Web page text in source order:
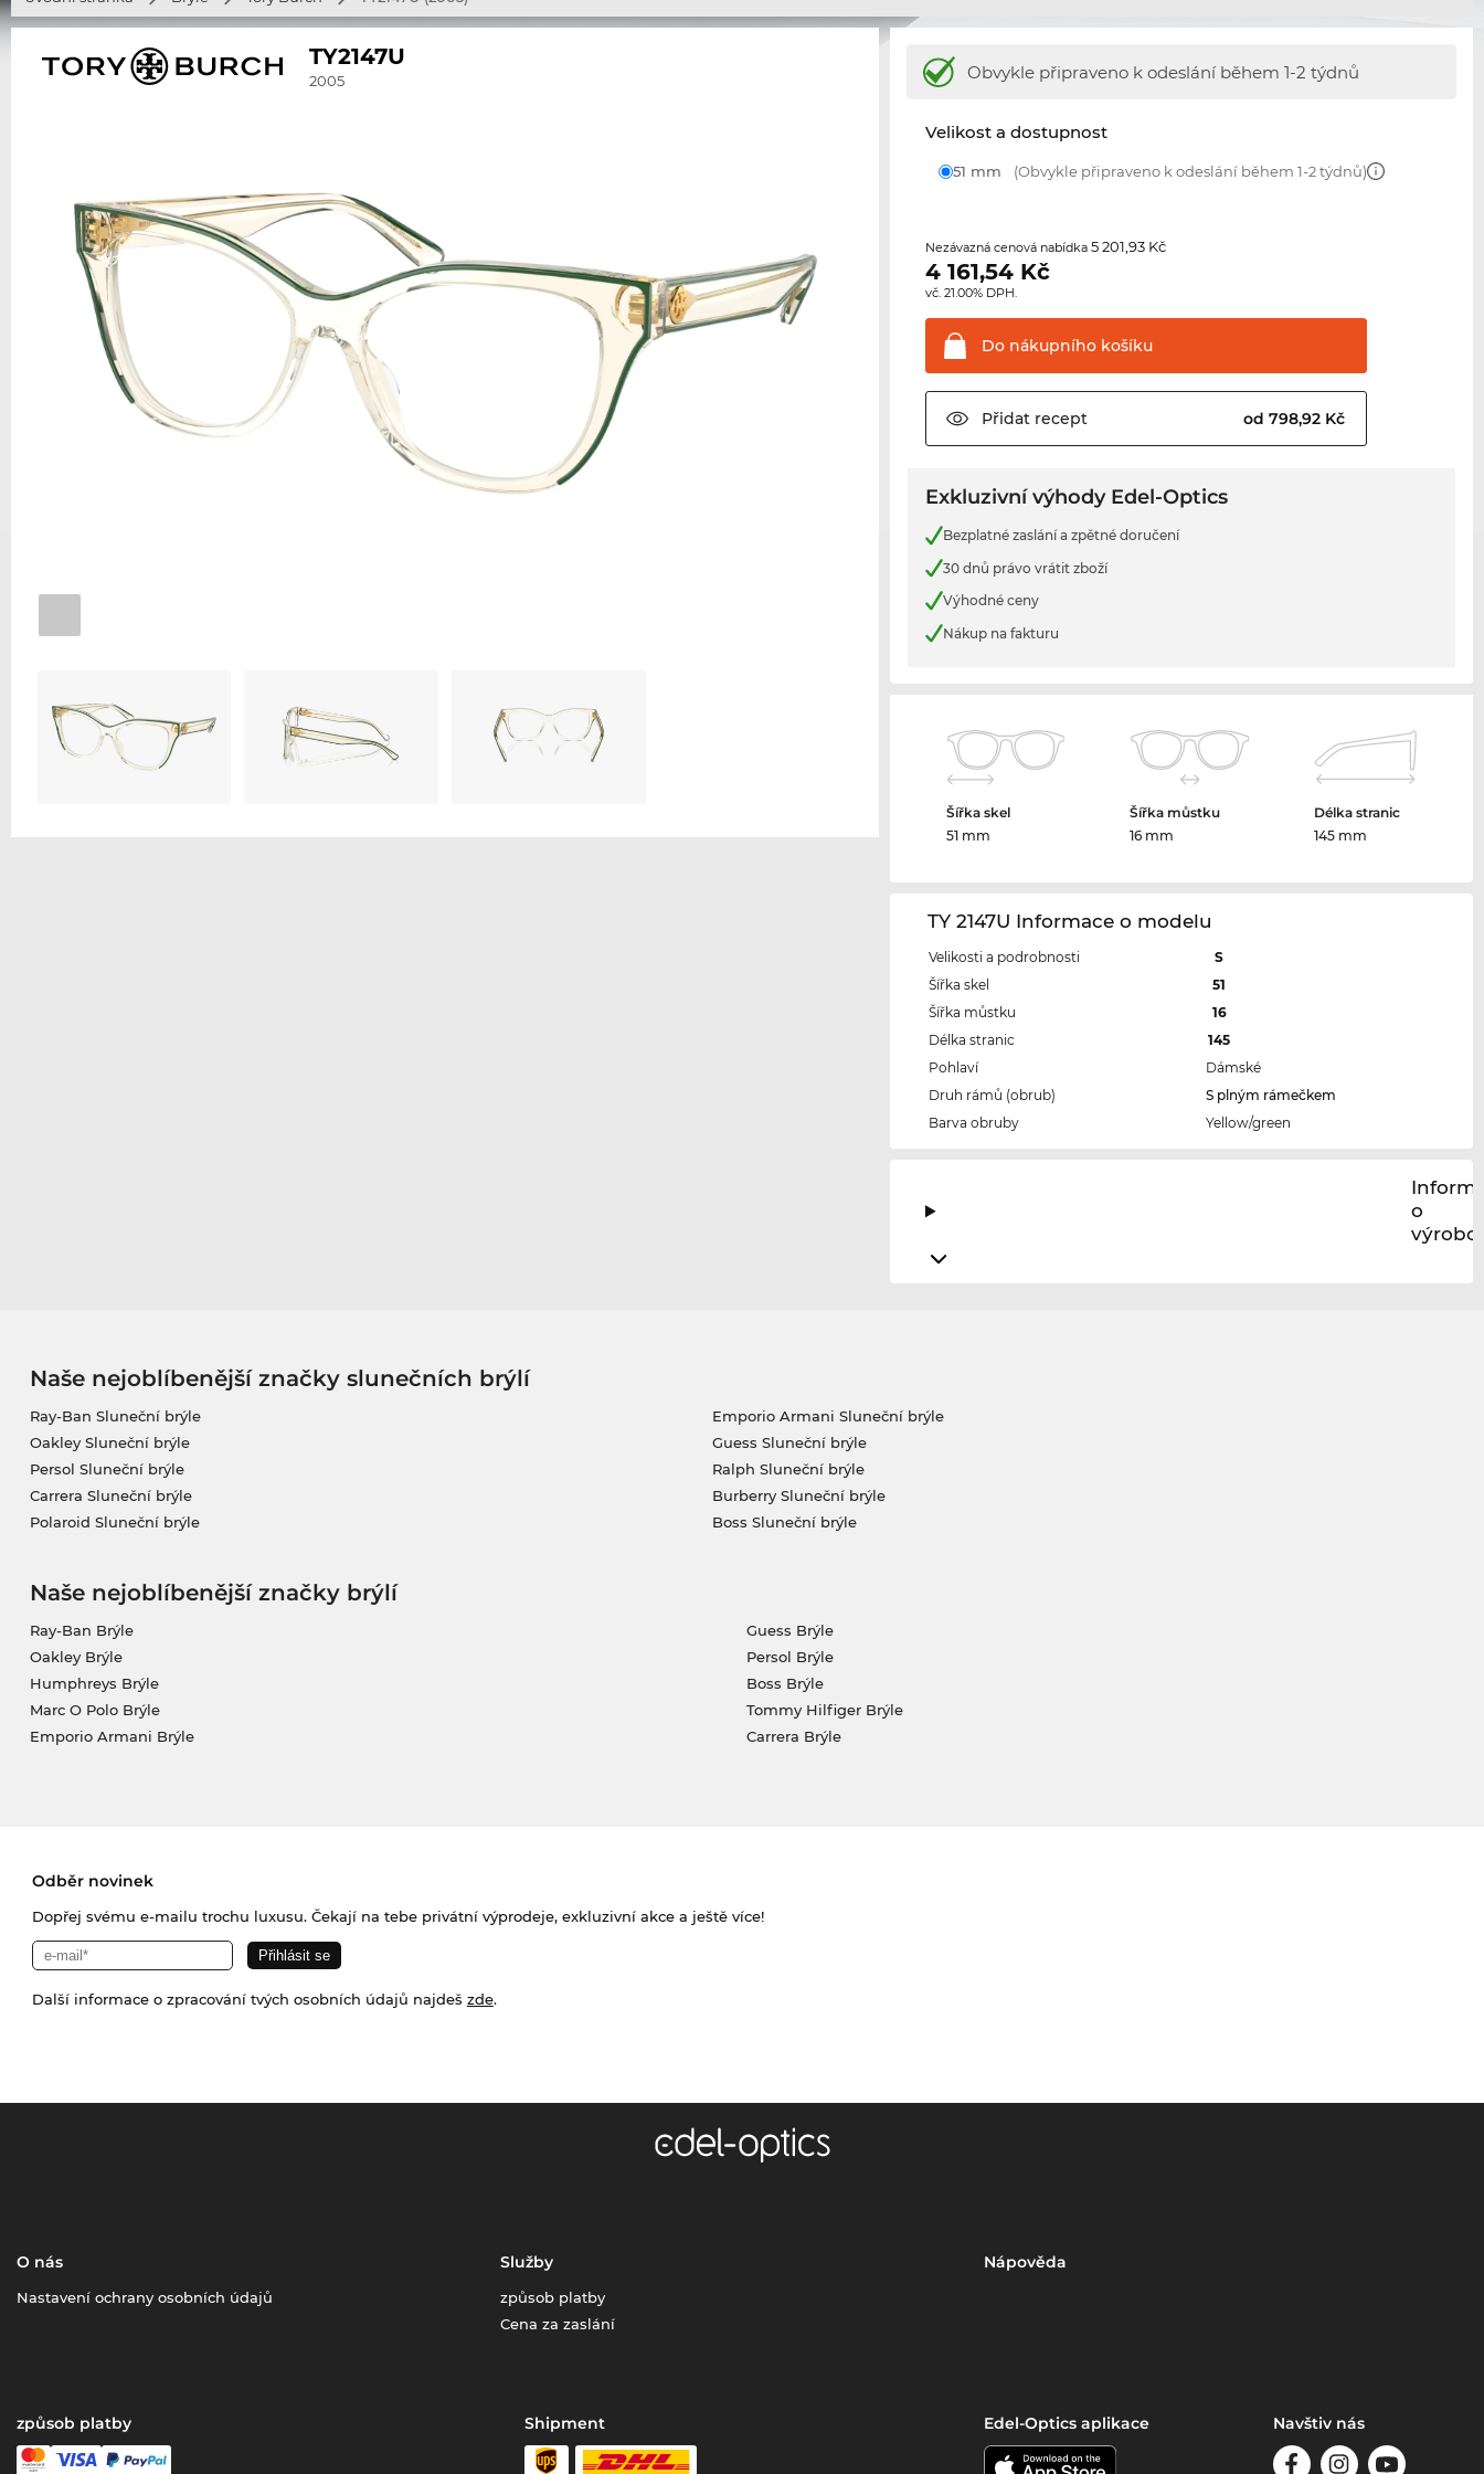
TY2147U
2005 Obvykle připraveno k odeslání během 1-2 týdnů
Velikost a dostupnost
51 mm (Obvykle připraveno k odeslání během 1-2 týdnů)
Nezávazná cenová nabídka5 201,93 Kč
4 161,54 Kč
vč. 21.00% DPH.
Do nákupního košíku
Přidat recept od 798,92 Kč
Exkluzivní výhody Edel-Optics
Bezplatné zaslání a zpětné doručení
30 dnů právo vrátit zboží
Výhodné ceny
Nákup na fakturu
Šířka skel
51 mm
Šířka můstku
16 mm
Délka stranic
145 mm
TY 2147U Informace o modelu
Velikosti a podrobnosti
S
Šířka skel
51
Šířka můstku
16
Délka stranic
145
Pohlaví
Dámské
Druh rámů (obrub)
S plným rámečkem
Barva obruby
Yellow/green
o
výrobci
Naše nejoblíbenější značky slunečních brýlí
Ray-Ban Sluneční brýle
Oakley Sluneční brýle
Persol Sluneční brýle
Carrera Sluneční brýle
Polaroid Sluneční brýle
Emporio Armani Sluneční brýle
Guess Sluneční brýle
Ralph Sluneční brýle
Burberry Sluneční brýle
Boss Sluneční brýle
Naše nejoblíbenější značky brýlí
Ray-Ban Brýle
Oakley Brýle
Humphreys Brýle
Marc O Polo Brýle
Emporio Armani Brýle
Guess Brýle
Persol Brýle
Boss Brýle
Tommy Hilfiger Brýle
Carrera Brýle
Odběr novinek
Dopřej svému e-mailu trochu luxusu. Čekají na tebe privátní výprodeje, exkluzivní akce a ještě více!
Další informace o zpracování tvých osobních údajů najdeš zde.
O nás
Nastavení ochrany osobních údajů
Služby
způsob platby
Cena za zaslání
Nápověda
způsob platby Shipment Edel-Optics aplikace Navštiv nás